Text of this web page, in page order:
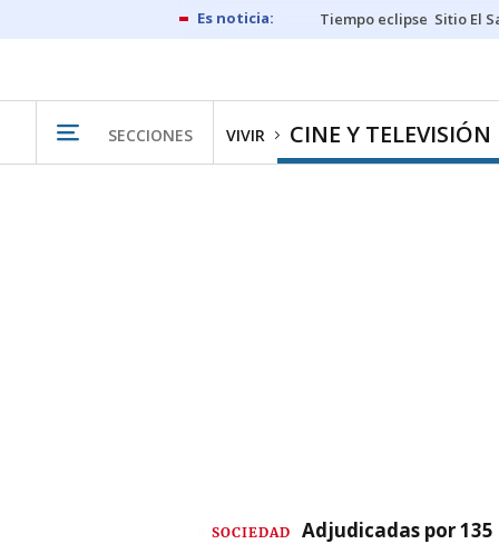
Tiempo eclipse Sitio El
SECCIONES VIVIR CINE Y TELEVISIÓN
SOCIEDAD Adjudicadas por